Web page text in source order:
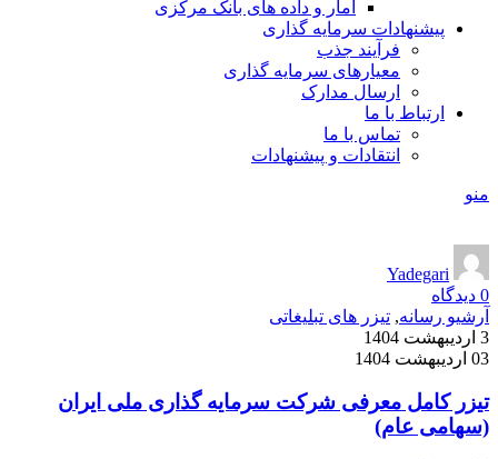
آمار و داده های بانک مرکزی
پیشنهادات سرمایه گذاری
فرآیند جذب
معیارهای سرمایه گذاری
ارسال مدارک
ارتباط با ما
تماس با ما
انتقادات و پیشنهادات
منو
Yadegari
0 دیدگاه
آرشیو رسانه, تیزر های تبلیغاتی
3 اردیبهشت 1404
03 اردیبهشت 1404
تیزر کامل معرفی شرکت سرمایه گذاری ملی ایران
(سهامی عام)